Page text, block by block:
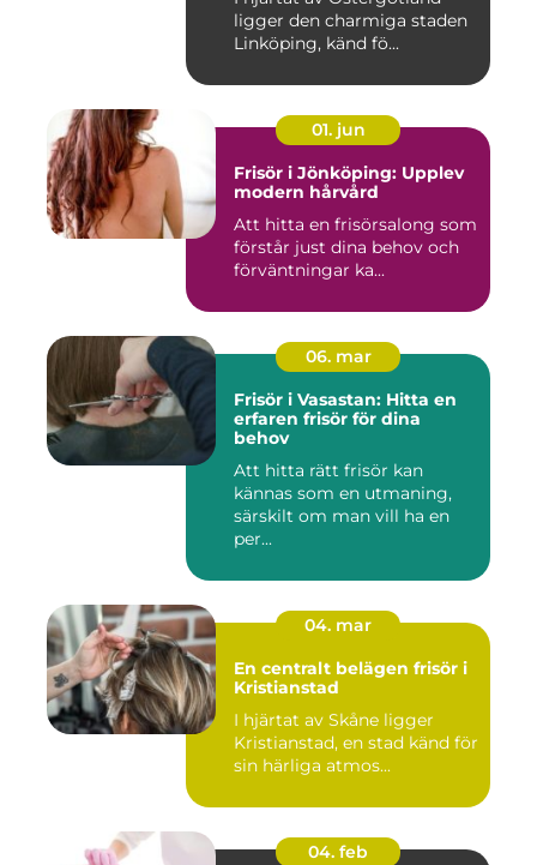
ligger den charmiga staden
Linköping, känd fö...
01. jun
Frisör i Jönköping: Upplev
modern hårvård
Att hitta en frisörsalong som
förstår just dina behov och
förväntningar ka...
06. mar
Frisör i Vasastan: Hitta en
erfaren frisör för dina
behov
Att hitta rätt frisör kan
kännas som en utmaning,
särskilt om man vill ha en
per...
04. mar
En centralt belägen frisör i
Kristianstad
I hjärtat av Skåne ligger
Kristianstad, en stad känd för
sin härliga atmos...
04. feb